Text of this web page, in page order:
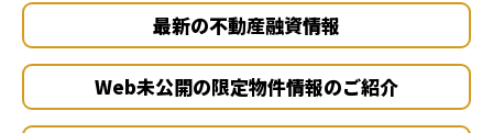
最新の不動産融資情報
Web未公開の限定物件情報のご紹介